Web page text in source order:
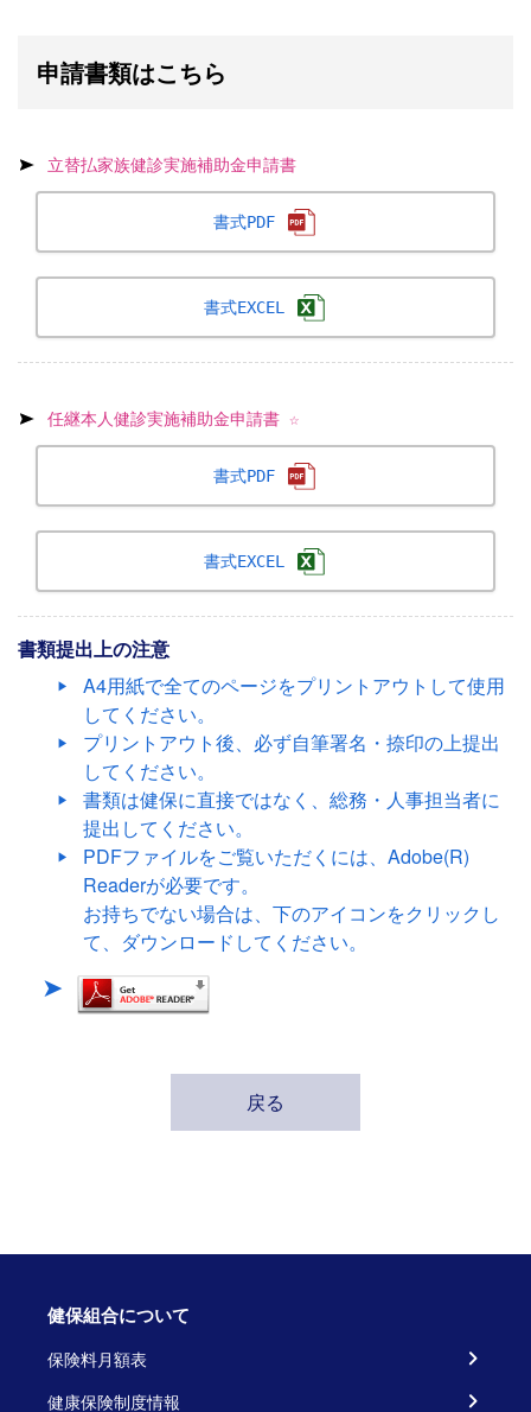
申請書類はこちら
立替払家族健診実施補助金申請書
書式PDF
書式EXCEL
任継本人健診実施補助金申請書 ☆
書式PDF
書式EXCEL
書類提出上の注意
A4用紙で全てのページをプリントアウトして使用
してください。
プリントアウト後、必ず自筆署名・捺印の上提出
してください。
書類は健保に直接ではなく、総務・人事担当者に
提出してください。
PDFファイルをご覧いただくには、Adobe(R)
Readerが必要です。
お持ちでない場合は、下のアイコンをクリックし
て、ダウンロードしてください。
戻る
健保組合について
保険料月額表
健康保険制度情報